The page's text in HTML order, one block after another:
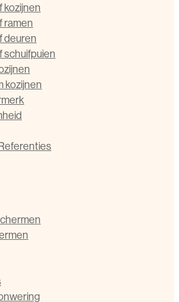
kozijnen
ramen
deuren
schuifpuien
kozijnen